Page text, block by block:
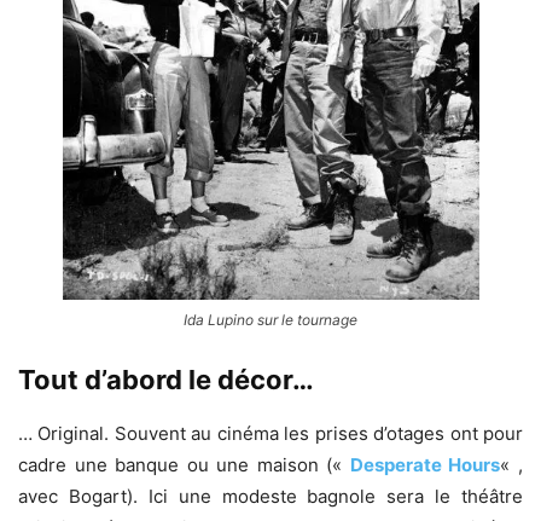
Ida Lupino sur le tournage
Tout d’abord le décor…
… Original. Souvent au cinéma les prises d’otages ont pour
cadre une banque ou une maison (« Desperate Hours« ,
avec Bogart). Ici une modeste bagnole sera le théâtre